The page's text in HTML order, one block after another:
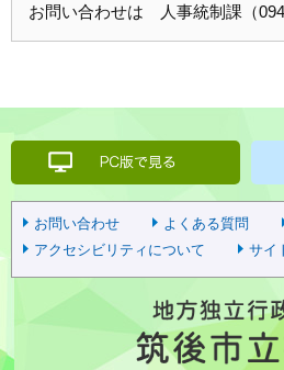
お問い合わせは 人事統制課（
お問い合わせ よくある質問
アクセシビリティについて
サイ